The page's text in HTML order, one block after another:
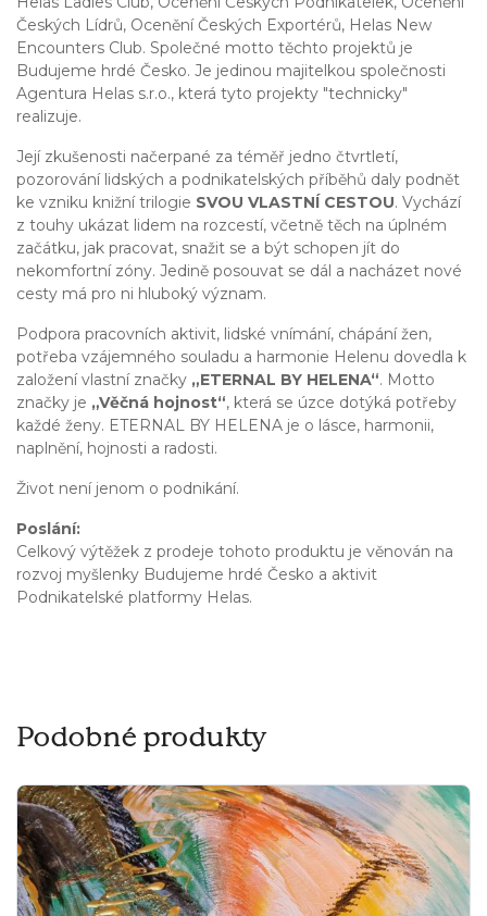
Českých Lídrů, Ocenění Českých Exportérů, Helas New
Encounters Club. Společné motto těchto projektů je
Budujeme hrdé Česko. Je jedinou majitelkou společnosti
Agentura Helas s.r.o., která tyto projekty "technicky"
realizuje.
Její zkušenosti načerpané za téměř jedno čtvrtletí,
pozorování lidských a podnikatelských příběhů daly podnět
ke vzniku knižní trilogie SVOU VLASTNÍ CESTOU. Vychází
z touhy ukázat lidem na rozcestí, včetně těch na úplném
začátku, jak pracovat, snažit se a být schopen jít do
nekomfortní zóny. Jedině posouvat se dál a nacházet nové
cesty má pro ni hluboký význam.
Podpora pracovních aktivit, lidské vnímání, chápání žen,
potřeba vzájemného souladu a harmonie Helenu dovedla k
založení vlastní značky „ETERNAL BY HELENA“. Motto
značky je „Věčná hojnost“, která se úzce dotýká potřeby
každé ženy. ETERNAL BY HELENA je o lásce, harmonii,
naplnění, hojnosti a radosti.
Život není jenom o podnikání.
Poslání:
Celkový výtěžek z prodeje tohoto produktu je věnován na
rozvoj myšlenky Budujeme hrdé Česko a aktivit
Podnikatelské platformy Helas.
Podobné produkty